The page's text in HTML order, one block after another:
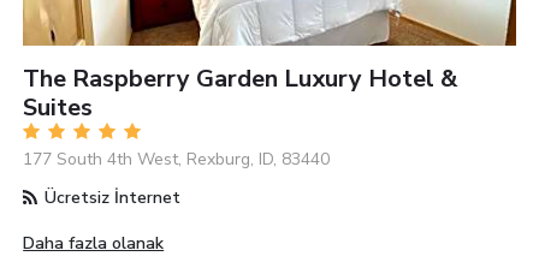
The Raspberry Garden Luxury Hotel &
Suites
177 South 4th West, Rexburg, ID, 83440
Ücretsiz İnternet
Daha fazla olanak